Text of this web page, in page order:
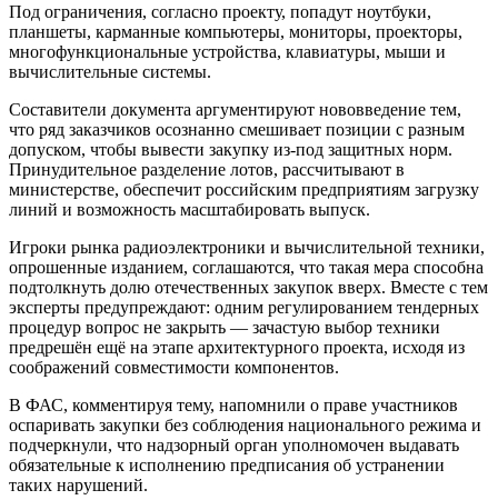
Под ограничения, согласно проекту, попадут ноутбуки,
планшеты, карманные компьютеры, мониторы, проекторы,
многофункциональные устройства, клавиатуры, мыши и
вычислительные системы.
Составители документа аргументируют нововведение тем,
что ряд заказчиков осознанно смешивает позиции с разным
допуском, чтобы вывести закупку из-под защитных норм.
Принудительное разделение лотов, рассчитывают в
министерстве, обеспечит российским предприятиям загрузку
линий и возможность масштабировать выпуск.
Игроки рынка радиоэлектроники и вычислительной техники,
опрошенные изданием, соглашаются, что такая мера способна
подтолкнуть долю отечественных закупок вверх. Вместе с тем
эксперты предупреждают: одним регулированием тендерных
процедур вопрос не закрыть — зачастую выбор техники
предрешён ещё на этапе архитектурного проекта, исходя из
соображений совместимости компонентов.
В ФАС, комментируя тему, напомнили о праве участников
оспаривать закупки без соблюдения национального режима и
подчеркнули, что надзорный орган уполномочен выдавать
обязательные к исполнению предписания об устранении
таких нарушений.